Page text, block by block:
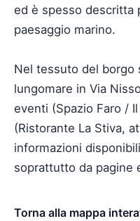
ed è spesso descritta
paesaggio marino.
Nel tessuto del borgo
lungomare in Via
eventi (Spazio Faro /
(Ristorante La Stiva,
informazioni
soprattutto da pagine
Torna alla mappa